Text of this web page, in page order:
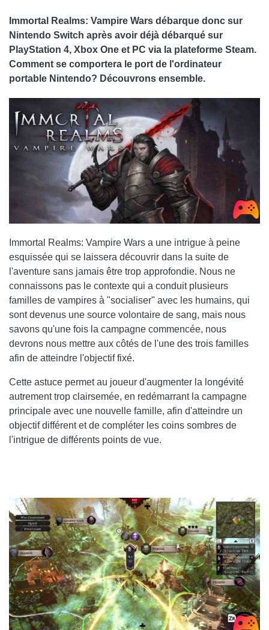
Immortal Realms: Vampire Wars débarque donc sur
Nintendo Switch après avoir déjà débarqué sur
PlayStation 4, Xbox One et PC via la plateforme Steam.
Comment se comportera le port de l'ordinateur
portable Nintendo? Découvrons ensemble.
Immortal Realms: Vampire Wars a une intrigue à peine
esquissée qui se laissera découvrir dans la suite de
l'aventure sans jamais être trop approfondie. Nous ne
connaissons pas le contexte qui a conduit plusieurs
familles de vampires à "socialiser" avec les humains, qui
sont devenus une source volontaire de sang, mais nous
savons qu'une fois la campagne commencée, nous
devrons nous mettre aux côtés de l'une des trois familles
afin de atteindre l'objectif fixé.
Cette astuce permet au joueur d'augmenter la longévité
autrement trop clairsemée, en redémarrant la campagne
principale avec une nouvelle famille, afin d'atteindre un
objectif différent et de compléter les coins sombres de
l'intrigue de différents points de vue.